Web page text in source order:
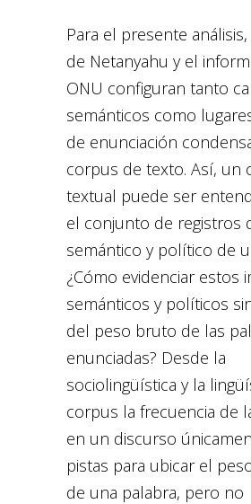
Para el presente
de Netanyahu y el
ONU configuran tanto
semánticos como
de enunciación
corpus de texto. Así, un
textual puede ser
el conjunto de registros
semántico y político de
¿Cómo evidenciar estos
semánticos y políticos
del peso bruto de las
enunciadas? Desde la
sociolingüística y la
corpus la frecuencia de
en un discurso
pistas para ubicar el
de una palabra, pero no